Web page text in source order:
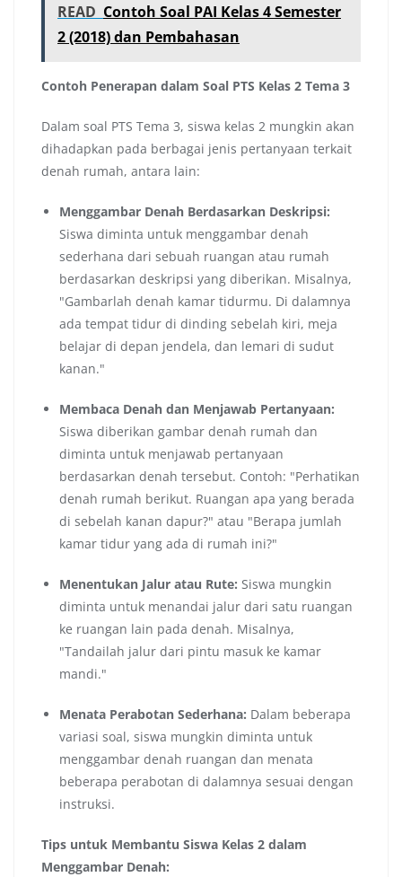
READ Contoh Soal PAI Kelas 4 Semester
2 (2018) dan Pembahasan
Contoh Penerapan dalam Soal PTS Kelas 2 Tema 3
Dalam soal PTS Tema 3, siswa kelas 2 mungkin akan
dihadapkan pada berbagai jenis pertanyaan terkait
denah rumah, antara lain:
Menggambar Denah Berdasarkan Deskripsi:
Siswa diminta untuk menggambar denah
sederhana dari sebuah ruangan atau rumah
berdasarkan deskripsi yang diberikan. Misalnya,
"Gambarlah denah kamar tidurmu. Di dalamnya
ada tempat tidur di dinding sebelah kiri, meja
belajar di depan jendela, dan lemari di sudut
kanan."
Membaca Denah dan Menjawab Pertanyaan:
Siswa diberikan gambar denah rumah dan
diminta untuk menjawab pertanyaan
berdasarkan denah tersebut. Contoh: "Perhatikan
denah rumah berikut. Ruangan apa yang berada
di sebelah kanan dapur?" atau "Berapa jumlah
kamar tidur yang ada di rumah ini?"
Menentukan Jalur atau Rute: Siswa mungkin
diminta untuk menandai jalur dari satu ruangan
ke ruangan lain pada denah. Misalnya,
"Tandailah jalur dari pintu masuk ke kamar
mandi."
Menata Perabotan Sederhana: Dalam beberapa
variasi soal, siswa mungkin diminta untuk
menggambar denah ruangan dan menata
beberapa perabotan di dalamnya sesuai dengan
instruksi.
Tips untuk Membantu Siswa Kelas 2 dalam
Menggambar Denah: